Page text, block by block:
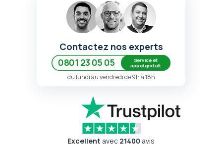
Contactez nos experts
0801 23 05 05
Service et
appel gratuit
du lundi au vendredi de 9h à 18h
Excellent avec 21400 avis